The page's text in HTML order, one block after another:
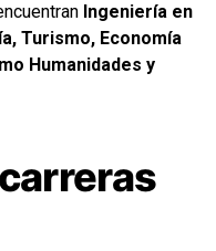
Ingeniería en
Turismo, Economía
Humanidades y